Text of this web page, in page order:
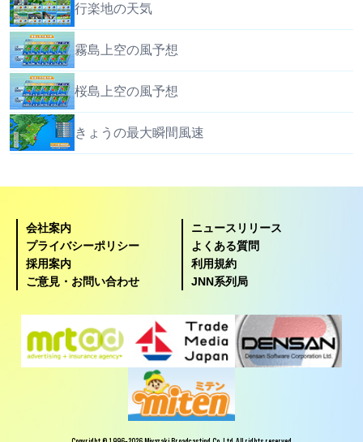
行楽地の天気
霧島上空の風予想
桜島上空の風予想
きょうの最大瞬間風速
会社案内
ニュースリリース
プライバシーポリシー
よくある質問
採用案内
利用規約
ご意見・お問い合わせ
JNN系列局